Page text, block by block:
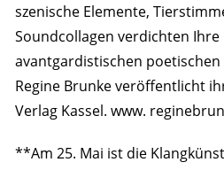
szenische Elemente,
Soundcollagen verdichten Ihre
avantgardistischen poetischen
Regine Brunke veröffentlicht
Verlag Kassel. www.
**Am 25. Mai ist die